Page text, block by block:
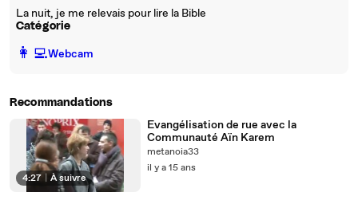
La nuit, je me relevais pour lire la Bible
Catégorie
️👩‍💻️Webcam
Recommandations
4:27 À suivre
Evangélisation de rue avec la
Communauté Aïn Karem
metanoia33
il y a 15 ans